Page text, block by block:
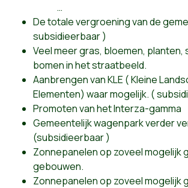
…
De totale vergroening van de
subsidieerbaar )
Veel meer gras, bloemen, planten,
bomen in het straatbeeld.
Aanbrengen van KLE ( Kleine
Elementen) waar mogelijk. (
Promoten van het Interza-gamma
Gemeentelijk wagenpark verder
(subsidieerbaar )
Zonnepanelen op zoveel mogelijk
gebouwen.
Zonnepanelen op zoveel mogelijk